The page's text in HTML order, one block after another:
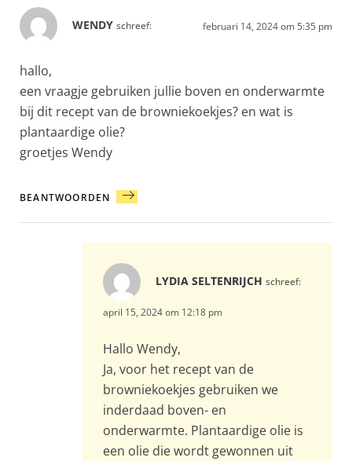
WENDY schreef: februari 14, 2024 om 5:35 pm
hallo,
een vraagje gebruiken jullie boven en onderwarmte
bij dit recept van de browniekoekjes? en wat is
plantaardige olie?
groetjes Wendy
BEANTWOORDEN
LYDIA SELTENRIJCH schreef:
april 15, 2024 om 12:18 pm
Hallo Wendy,
Ja, voor het recept van de
browniekoekjes gebruiken we
inderdaad boven- en
onderwarmte. Plantaardige olie is
een olie die wordt gewonnen uit